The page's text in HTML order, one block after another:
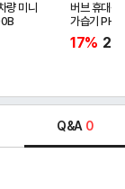
량 미니
버브 휴대용
가습기
17%
Q&A 0